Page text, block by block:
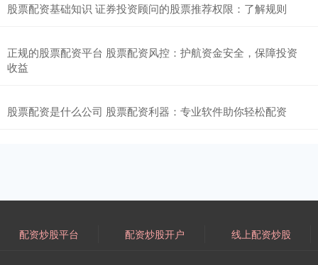
股票配资基础知识 证券投资顾问的股票推荐权限：了解规则
正规的股票配资平台 股票配资风控：护航资金安全，保障投资
收益
股票配资是什么公司 股票配资利器：专业软件助你轻松配资
配资炒股平台 配资炒股开户 线上配资炒股